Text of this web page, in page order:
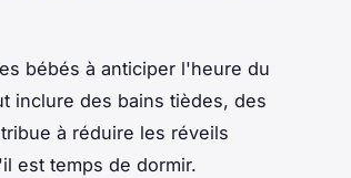
bébés à anticiper l'heure du
inclure des bains tièdes, des
à réduire les réveils
est temps de dormir.